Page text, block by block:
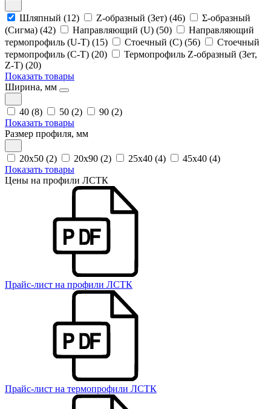
Шляпный (12) Z-образный (Зет) (46)
Σ-образный
(Сигма) (42)
Направляющий (U) (50)
Направляющий
термопрофиль (U-T) (15)
Стоечный (С) (56)
Стоечный
термопрофиль (С-T) (20)
Термопрофиль Z-образный (Зет,
Z-T) (20)
Показать товары
Ширина, мм
40 (8) 50 (2)
90 (2)
Показать товары
Размер профиля, мм
20x50 (2) 20x90 (2) 25x40 (4)
45x40 (4)
Показать товары
Цены на профили ЛСТК
Прайс-лист на профили ЛСТК
Прайс-лист на термопрофили ЛСТК